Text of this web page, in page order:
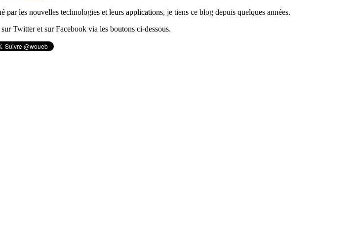
les nouvelles technologies et leurs applications, je tiens ce blog depuis quelques années.
Twitter et sur Facebook via les boutons ci-dessous.